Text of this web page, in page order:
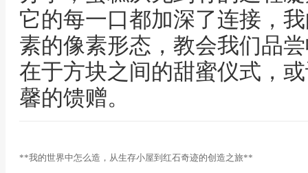
它的每一口都加深了连接，
素的像素形态，教会我们品
在于方块之间的甜蜜仪式，
馨的馈赠。
**我的世界中怎么造，从生存小屋到红石奇迹的创造之旅**